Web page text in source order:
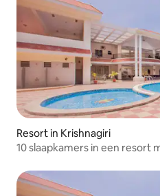
Resort in Krishnagiri
10 slaapkamers in een resort